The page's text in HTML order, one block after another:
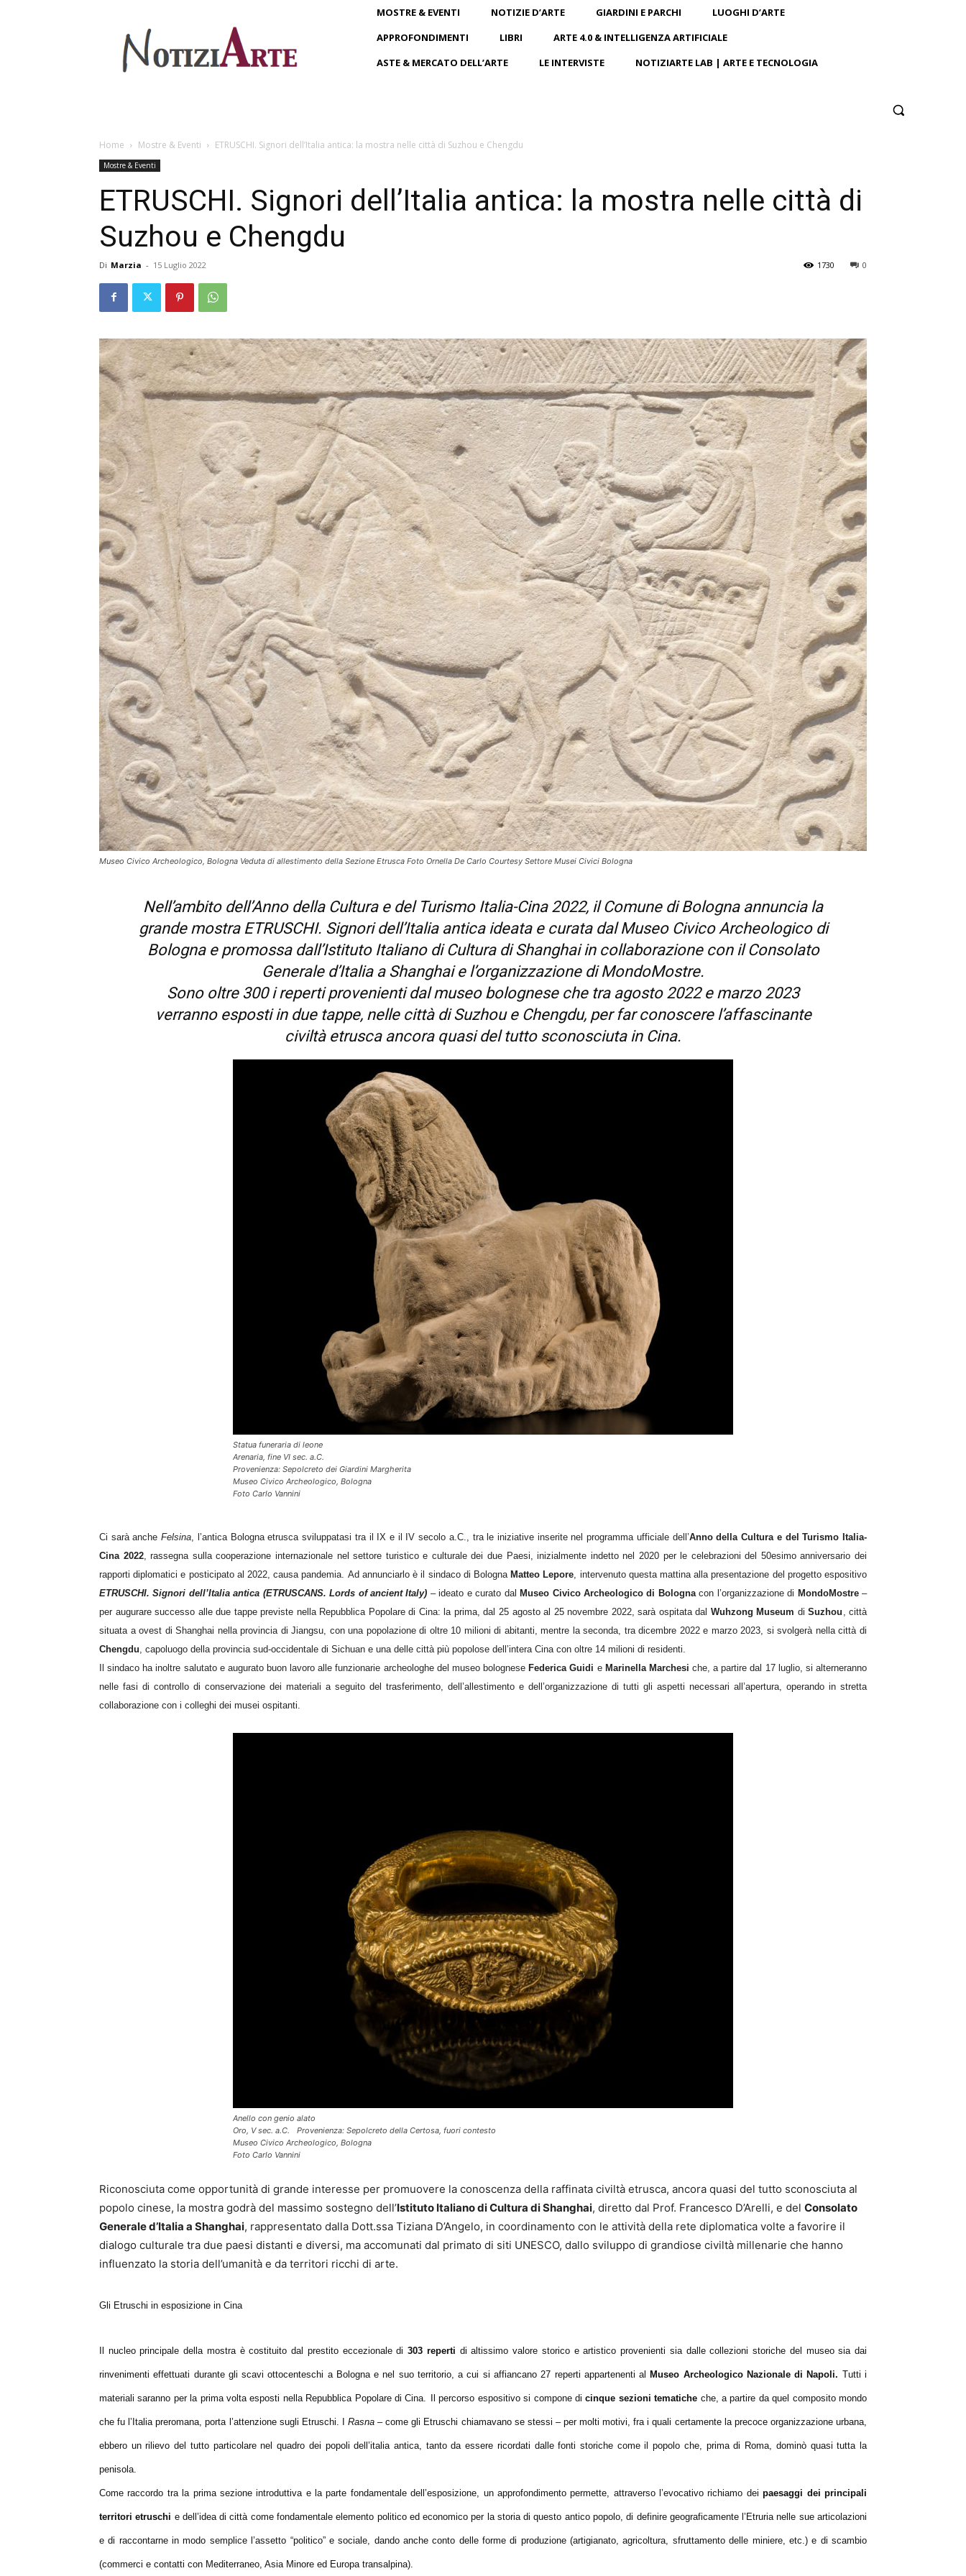
MOSTRE & EVENTI NOTIZIE D’ARTE GIARDINI E PARCHI
LUOGHI D’ARTE
APPROFONDIMENTI
LIBRI
ARTE 4.0 & INTELLIGENZA ARTIFICIALE
ASTE & MERCATO DELL’ARTE
LE INTERVISTE NOTIZIARTE LAB | ARTE E TECNOLOGIA
Home Mostre & Eventi ETRUSCHI. Signori dell’Italia antica: la mostra nelle città di Suzhou e Chengdu
Mostre & Eventi
ETRUSCHI. Signori dell’Italia antica: la mostra nelle città di
Suzhou e Chengdu
Di Marzia - 15 Luglio 2022 0
1730
Museo Civico Archeologico, Bologna Veduta di allestimento della Sezione Etrusca Foto Ornella De Carlo Courtesy Settore Musei Civici Bologna
Nell’ambito dell’Anno della Cultura e del Turismo Italia-Cina 2022, il Comune di Bologna annuncia la
grande mostra ETRUSCHI. Signori dell’Italia anticaideata e curata dalMuseo Civico Archeologico di
Bolognae promossa dall’Istituto Italiano di Cultura di Shanghai in collaborazione con il Consolato
Generale d’Italia a Shanghai e l’organizzazione di MondoMostre.
Sono oltre 300 i reperti provenienti dal museo bolognese che tra agosto 2022 e marzo 2023
verranno esposti in due tappe, nelle città di Suzhou e Chengdu, per far conoscere l’affascinante
civiltà etrusca ancora quasi del tutto sconosciuta in Cina.
Statua funeraria di leone
Arenaria, fine VI sec. a.C.
Provenienza: Sepolcreto dei Giardini Margherita
Museo Civico Archeologico, Bologna
Foto Carlo Vannini
Ci sarà ancheFelsina , l’antica Bologna etrusca sviluppatasi tra il IX e il IV secolo a.C., tra le iniziative inserite nel programma ufficiale dell’Anno della Cultura e del Turismo Italia-
Cina 2022, rassegna sulla cooperazione internazionale nel settore turistico e culturale dei due Paesi, inizialmente indetto nel 2020 per le celebrazioni del 50esimo anniversario dei
rapporti diplomatici e posticipato al 2022, causa pandemia. Ad annunciarlo è il sindaco di BolognaMatteo Lepore , intervenuto questa mattina alla presentazione del progetto espositivo
ETRUSCHI. Signori dell’Italia antica (ETRUSCANS. Lords of ancient Italy) – ideato e curato dal Museo Civico Archeologico di Bolognacon l’organizzazione di MondoMostre–
per augurare successo alle due tappe previste nella Repubblica Popolare di Cina: la prima, dal 25 agosto al 25 novembre 2022, sarà ospitata dal Wuhzong Museum di Suzhou , città
situata a ovest di Shanghai nella provincia di Jiangsu, con una popolazione di oltre 10 milioni di abitanti, mentre la seconda, tra dicembre 2022 e marzo 2023, si svolgerà nella città di
Chengdu , capoluogo della provincia sud-occidentale di Sichuan e una delle città più popolose dell’intera Cina con oltre 14 milioni di residenti.
Il sindaco ha inoltre salutato e augurato buon lavoro alle funzionarie archeologhe del museo bolognese Federica Guidi e Marinella Marchesi che, a partire dal 17 luglio, si alterneranno
nelle fasi di controllo di conservazione dei materiali a seguito del trasferimento, dell’allestimento e dell’organizzazione di tutti gli aspetti necessari all’apertura, operando in stretta
collaborazione con i colleghi dei musei ospitanti.
Anello con genio alato
Oro, V sec. a.C. Provenienza: Sepolcreto della Certosa, fuori contesto
Museo Civico Archeologico, Bologna
Foto Carlo Vannini
Riconosciuta come opportunità di grande interesse per promuovere la conoscenza della raffinata civiltà etrusca, ancora quasi del tutto sconosciuta al
popolo cinese, la mostra godrà del massimo sostegno dell’Istituto Italiano di Cultura di Shanghai, diretto dal Prof. Francesco D’Arelli, e del Consolato
Generale d’Italia a Shanghai, rappresentato dalla Dott.ssa Tiziana D’Angelo, in coordinamento con le attività della rete diplomatica volte a favorire il
dialogo culturale tra due paesi distanti e diversi, ma accomunati dal primato di siti UNESCO, dallo sviluppo di grandiose civiltà millenarie che hanno
influenzato la storia dell’umanità e da territori ricchi di arte.
Gli Etruschi in esposizione in Cina
Il nucleo principale della mostra è costituito dal prestito eccezionale di303 reperti di altissimo valore storico e artistico provenienti sia dalle collezioni storiche del museo sia dai
rinvenimenti effettuati durante gli scavi ottocenteschi a Bologna e nel suo territorio, a cui si affiancano 27 reperti appartenenti al Museo Archeologico Nazionale di Napoli. Tutti i
materiali saranno per la prima volta esposti nella Repubblica Popolare di Cina. Il percorso espositivo si compone dicinque sezioni tematiche che, a partire da quel composito mondo
che fu l’Italia preromana, porta l’attenzione sugli Etruschi. I Rasna– come gli Etruschi chiamavano se stessi – per molti motivi, fra i quali certamente la precoce organizzazione urbana,
ebbero un rilievo del tutto particolare nel quadro dei popoli dell’italia antica, tanto da essere ricordati dalle fonti storiche come il popolo che, prima di Roma, dominò quasi tutta la
penisola.
Come raccordo tra la prima sezione introduttiva e la parte fondamentale dell’esposizione, un approfondimento permette, attraverso l’evocativo richiamo deipaesaggi dei principali
territori etruschi e dell’idea di città come fondamentale elemento politico ed economico per la storia di questo antico popolo, di definire geograficamente l’Etruria nelle sue articolazioni
e di raccontarne in modo semplice l’assetto “politico” e sociale, dando anche conto delle forme di produzione (artigianato, agricoltura, sfruttamento delle miniere, etc.) e di scambio
(commerci e contatti con Mediterraneo, Asia Minore ed Europa transalpina).